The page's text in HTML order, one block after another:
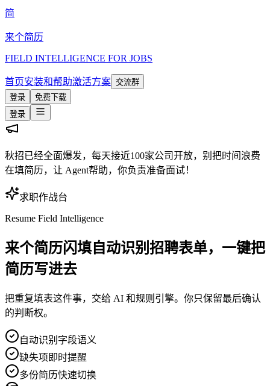
简
来个简历
FIELD INTELLIGENCE FOR JOBS
首页安装和帮助激活方案 交流群
登录
免费下载
登录
秋招已经全面爆发，每天接近100家公司开放，别把时间浪费
在填简历，让 Agent帮助，你负责准备面试！
求职作战台
Resume Field Intelligence
来个简历闪填 自动识别招聘表单，一键把
简历写进去
把重复填表这件事，交给 AI 和规则引擎。你只保留最后确认
的判断权。
自动识别字段语义
缺失项即时提醒
多份简历快速切换